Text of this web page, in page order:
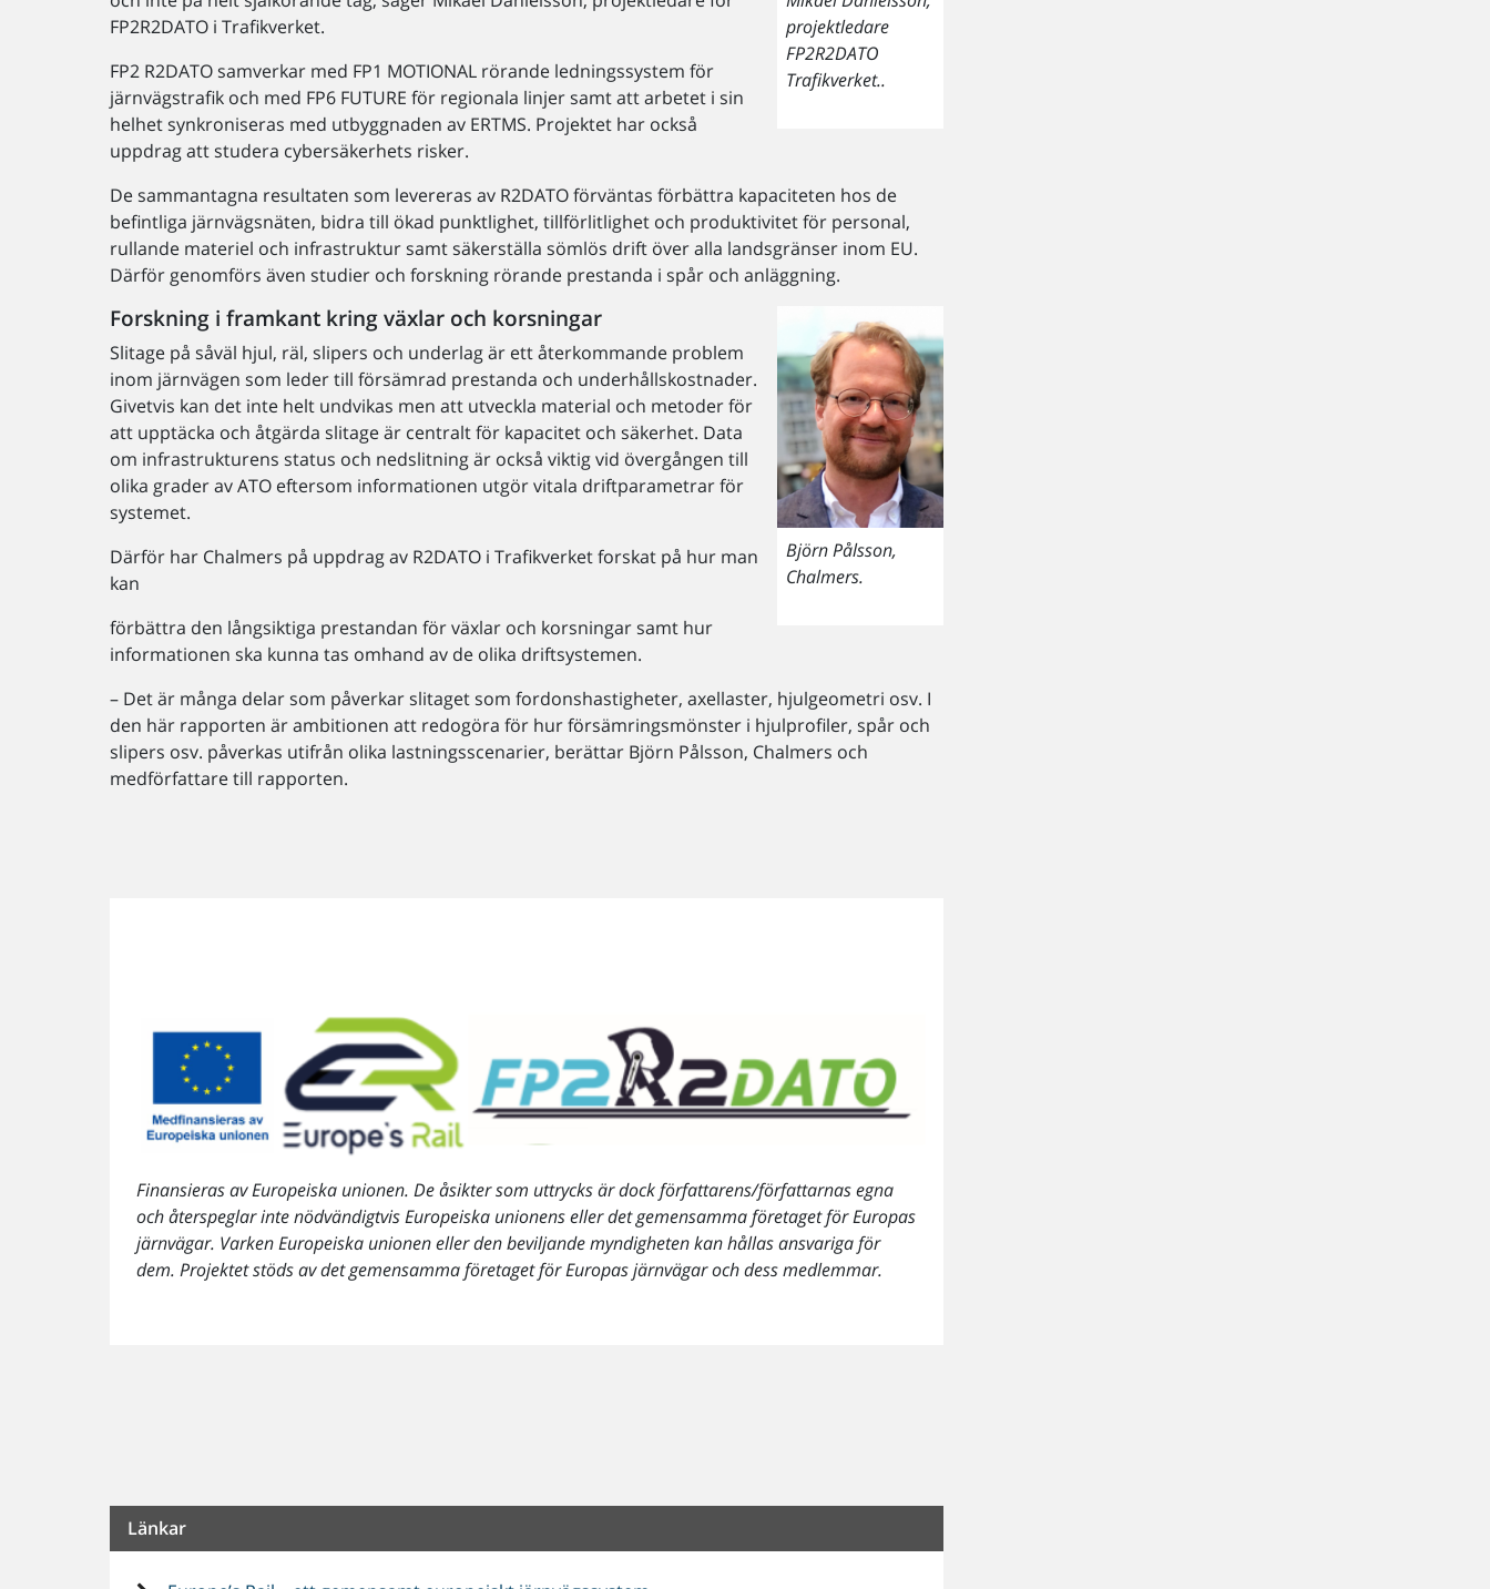
projektledare
FP2R2DATO
Trafikverket..
FP2R2DATO i Trafikverket.
FP2 R2DATO samverkar med FP1 MOTIONAL rörande ledningssystem för
järnvägstrafik och med FP6 FUTURE för regionala linjer samt att arbetet i sin
helhet synkroniseras med utbyggnaden av ERTMS. Projektet har också
uppdrag att studera cybersäkerhets risker.
De sammantagna resultaten som levereras av R2DATO förväntas förbättra kapaciteten hos de
befintliga järnvägsnäten, bidra till ökad punktlighet, tillförlitlighet och produktivitet för personal,
rullande materiel och infrastruktur samt säkerställa sömlös drift över alla landsgränser inom EU.
Därför genomförs även studier och forskning rörande prestanda i spår och anläggning.
Björn Pålsson,
Chalmers.
Forskning i framkant kring växlar och korsningar
Slitage på såväl hjul, räl, slipers och underlag är ett återkommande problem
inom järnvägen som leder till försämrad prestanda och underhållskostnader.
Givetvis kan det inte helt undvikas men att utveckla material och metoder för
att upptäcka och åtgärda slitage är centralt för kapacitet och säkerhet. Data
om infrastrukturens status och nedslitning är också viktig vid övergången till
olika grader av ATO eftersom informationen utgör vitala driftparametrar för
systemet.
Därför har Chalmers på uppdrag av R2DATO i Trafikverket forskat på hur man
kan
förbättra den långsiktiga prestandan för växlar och korsningar samt hur
informationen ska kunna tas omhand av de olika driftsystemen.
– Det är många delar som påverkar slitaget som fordonshastigheter, axellaster, hjulgeometri osv. I
den här rapporten är ambitionen att redogöra för hur försämringsmönster i hjulprofiler, spår och
slipers osv. påverkas utifrån olika lastningsscenarier, berättar Björn Pålsson, Chalmers och
medförfattare till rapporten.
Finansieras av Europeiska unionen. De åsikter som uttrycks är dock författarens/författarnas egna
och återspeglar inte nödvändigtvis Europeiska unionens eller det gemensamma företaget för Europas
järnvägar. Varken Europeiska unionen eller den beviljande myndigheten kan hållas ansvariga för
dem. Projektet stöds av det gemensamma företaget för Europas järnvägar och dess medlemmar.
Länkar